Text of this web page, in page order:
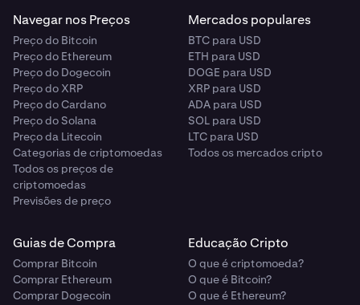
Navegar nos Preços
Preço do Bitcoin
Preço do Ethereum
Preço do Dogecoin
Preço do XRP
Preço do Cardano
Preço do Solana
Preço da Litecoin
Categorias de criptomoedas
Todos os preços de
criptomoedas
Previsões de preço
Mercados populares
BTC para USD
ETH para USD
DOGE para USD
XRP para USD
ADA para USD
SOL para USD
LTC para USD
Todos os mercados cripto
Guias de Compra
Comprar Bitcoin
Comprar Ethereum
Comprar Dogecoin
Educação Cripto
O que é criptomoeda?
O que é Bitcoin?
O que é Ethereum?